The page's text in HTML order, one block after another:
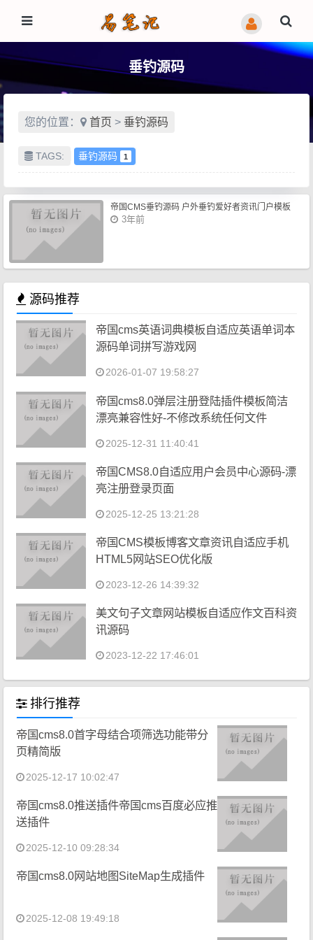
垂钓源码
您的位置： 首页 > 垂钓源码
TAGS: 垂钓源码 1
帝国CMS垂钓源码 户外垂钓爱好者资讯门户模板
3年前
源码推荐
帝国cms英语词典模板自适应英语单词本
源码单词拼写游戏网
2026-01-07 19:58:27
帝国cms8.0弹层注册登陆插件模板简洁
漂亮兼容性好-不修改系统任何文件
2025-12-31 11:40:41
帝国CMS8.0自适应用户会员中心源码-漂
亮注册登录页面
2025-12-25 13:21:28
帝国CMS模板博客文章资讯自适应手机
HTML5网站SEO优化版
2023-12-26 14:39:32
美文句子文章网站模板自适应作文百科资
讯源码
2023-12-22 17:46:01
排行推荐
帝国cms8.0首字母结合项筛选功能带分
页精简版
2025-12-17 10:02:47
帝国cms8.0推送插件帝国cms百度必应推
送插件
2025-12-10 09:28:34
帝国cms8.0网站地图SiteMap生成插件
2025-12-08 19:49:18